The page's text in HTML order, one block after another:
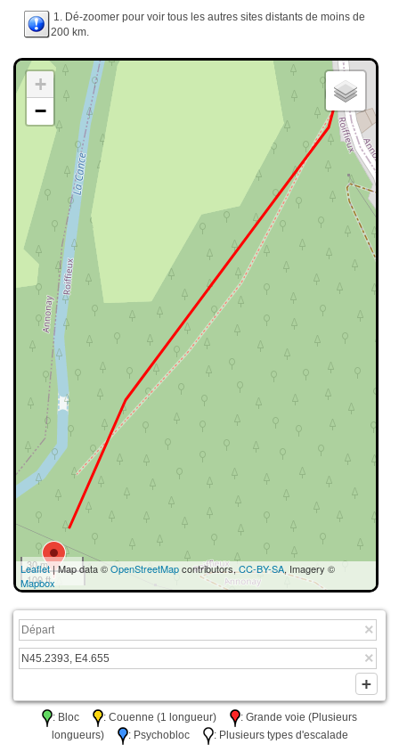
1. Dé-zoomer pour voir tous les autres sites distants de moins de
200 km.
+
−
30 m
100 ft
Leaflet| Map data ©OpenStreetMapcontributors, CC-BY-SA, Imagery ©
Mapbox
: Bloc : Couenne (1 longueur)
: Grande voie (Plusieurs
longueurs)
: Psychobloc : Plusieurs types d'escalade